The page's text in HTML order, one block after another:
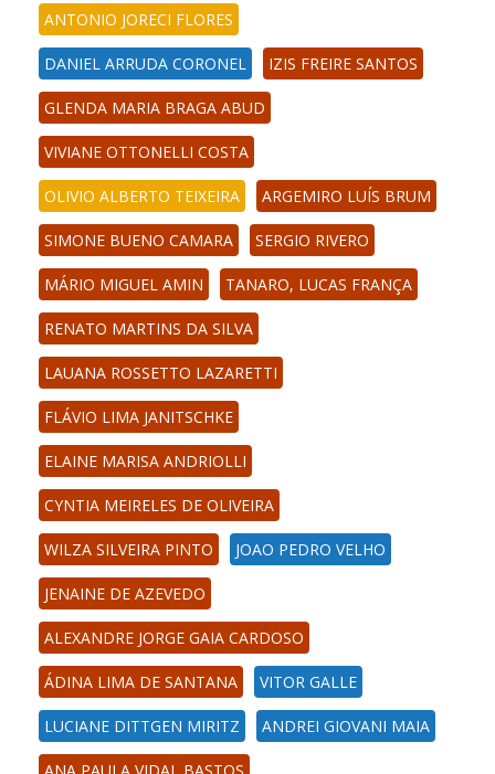
ANTONIO JORECI FLORES
DANIEL ARRUDA CORONEL IZIS FREIRE SANTOS
GLENDA MARIA BRAGA ABUD
VIVIANE OTTONELLI COSTA
OLIVIO ALBERTO TEIXEIRA ARGEMIRO LUÍS BRUM
SIMONE BUENO CAMARA SERGIO RIVERO
MÁRIO MIGUEL AMIN TANARO, LUCAS FRANÇA
RENATO MARTINS DA SILVA
LAUANA ROSSETTO LAZARETTI
FLÁVIO LIMA JANITSCHKE
ELAINE MARISA ANDRIOLLI
CYNTIA MEIRELES DE OLIVEIRA
WILZA SILVEIRA PINTO JOAO PEDRO VELHO
JENAINE DE AZEVEDO
ALEXANDRE JORGE GAIA CARDOSO
ÁDINA LIMA DE SANTANA VITOR GALLE
LUCIANE DITTGEN MIRITZ ANDREI GIOVANI MAIA